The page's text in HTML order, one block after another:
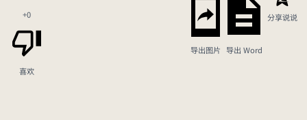
+0
喜欢
导出图片 导出 Word
分享说说